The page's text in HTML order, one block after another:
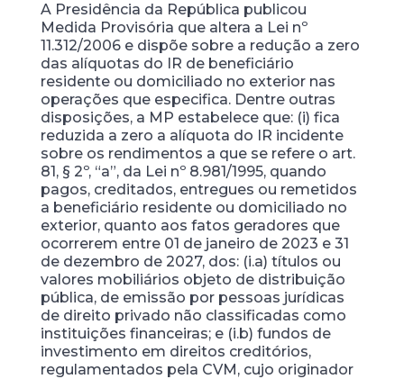
A Presidência da República publicou
Medida Provisória que altera a Lei nº
11.312/2006 e dispõe sobre a redução a zero
das alíquotas do IR de beneficiário
residente ou domiciliado no exterior nas
operações que especifica. Dentre outras
disposições, a MP estabelece que: (i) fica
reduzida a zero a alíquota do IR incidente
sobre os rendimentos a que se refere o art.
81, § 2º, “a”, da Lei nº 8.981/1995, quando
pagos, creditados, entregues ou remetidos
a beneficiário residente ou domiciliado no
exterior, quanto aos fatos geradores que
ocorrerem entre 01 de janeiro de 2023 e 31
de dezembro de 2027, dos: (i.a) títulos ou
valores mobiliários objeto de distribuição
pública, de emissão por pessoas jurídicas
de direito privado não classificadas como
instituições financeiras; e (i.b) fundos de
investimento em direitos creditórios,
regulamentados pela CVM, cujo originador